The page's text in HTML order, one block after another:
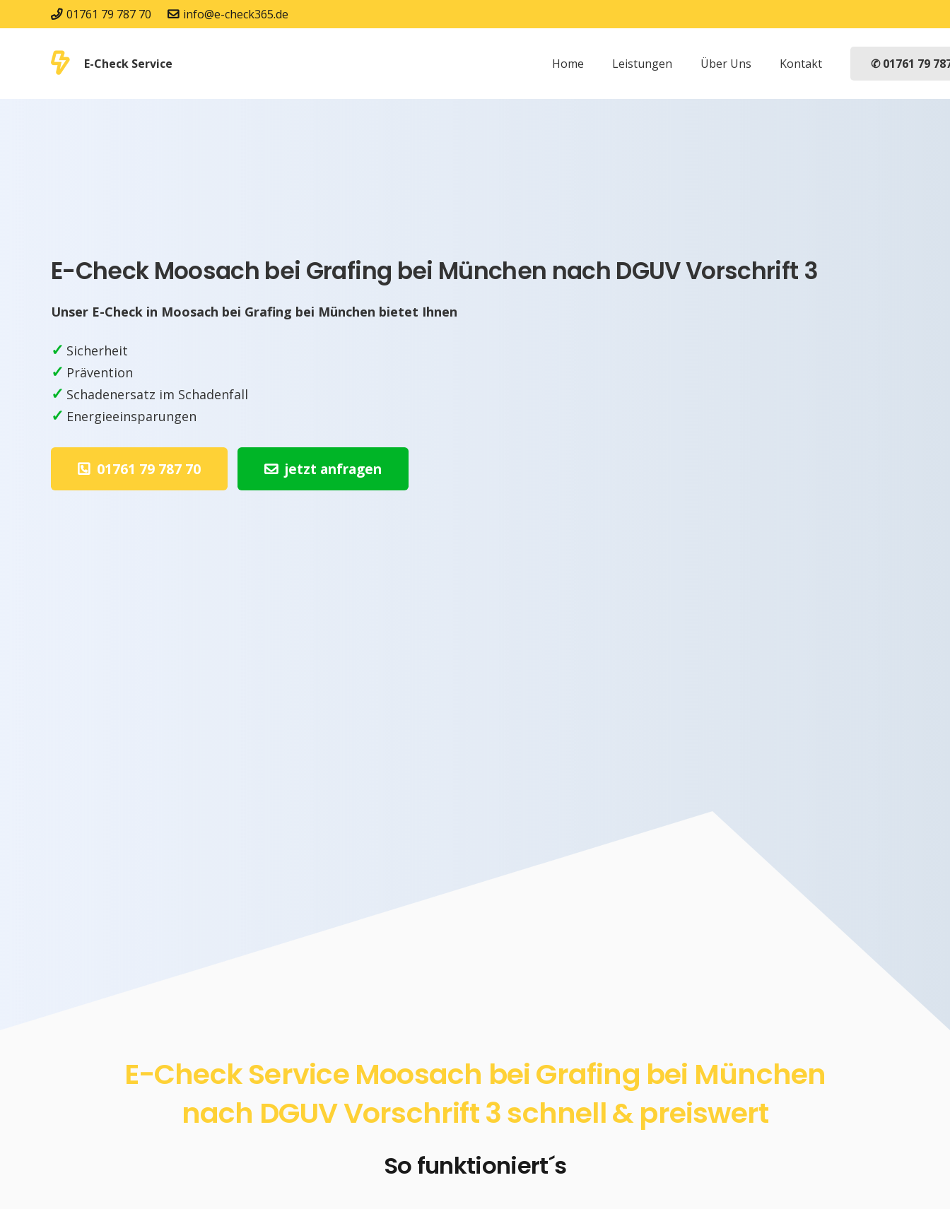
01761 79 787 70 info@e-check365.de
E-Check Service Home Leistungen Über Uns Kontakt ✆ 01761 79
E-Check Moosach bei Grafing bei München nach DGUV Vorschrift 3
Unser E-Check in Moosach bei Grafing bei München bietet Ihnen
✓ Sicherheit
✓ Prävention
✓ Schadenersatz im Schadenfall
✓ Energieeinsparungen
01761 79 787 70 jetzt anfragen
E-Check Service Moosach bei Grafing bei München
nach DGUV Vorschrift 3 schnell & preiswert
So funktioniert´s